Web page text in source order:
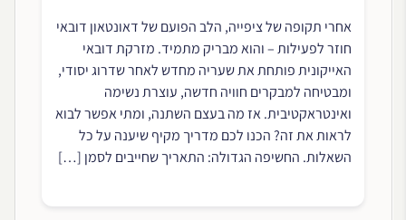
אחרי תקופה של ציפייה, הלב הפועם של דאונטאון דובאי
חוזר לפעילות – והוא מבריק מתמיד. מזרקת דובאי
האייקונית פותחת את שעריה מחדש לאחר שדרוג יסודי,
ומבטיחה למבקרים חוויה חדשה, עוצרת נשימה
ואינטראקטיבית. אז מה בעצם השתנה, ומתי אפשר לבוא
לראות את זה? הכנו לכם מדריך מקיף שיענה על כל
השאלות. החשיפה הגדולה: התאריך שחייבים לסמן […]